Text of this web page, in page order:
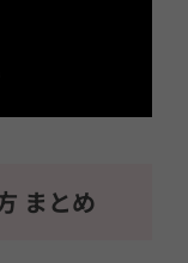
まとめ